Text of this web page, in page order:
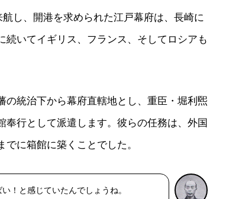
し、開港を求められた江戸幕府は、長崎に
いてイギリス、フランス、そしてロシアも
の統治下から幕府直轄地とし、重臣・堀利煕
奉行として派遣します。彼らの任務は、外国
に箱館に築くことでした。
！と感じていたんでしょうね。